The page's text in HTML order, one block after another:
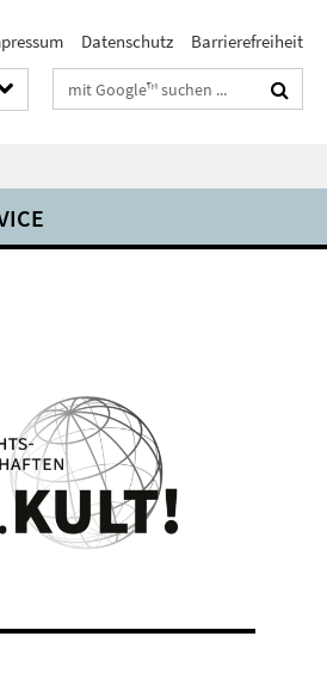
Datenschutz Barrierefreiheit
Suchbegriffe